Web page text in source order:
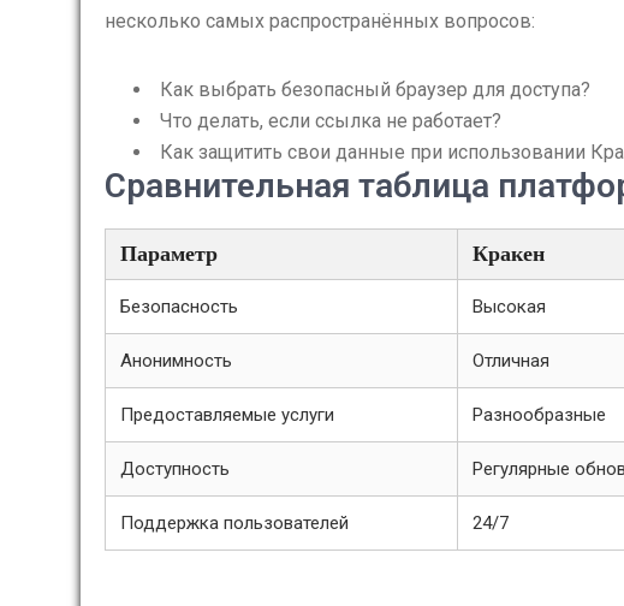
несколько самых распространённых вопросов:
Как выбрать безопасный браузер для доступа?
Что делать, если ссылка не работает?
Как защитить свои данные при использовании
Сравнительная таблица
Параметр Кракен
Безопасность Высокая
Анонимность Отличная
Предоставляемые услуги Разнообразные
Доступность Регулярные
Поддержка пользователей 24/7